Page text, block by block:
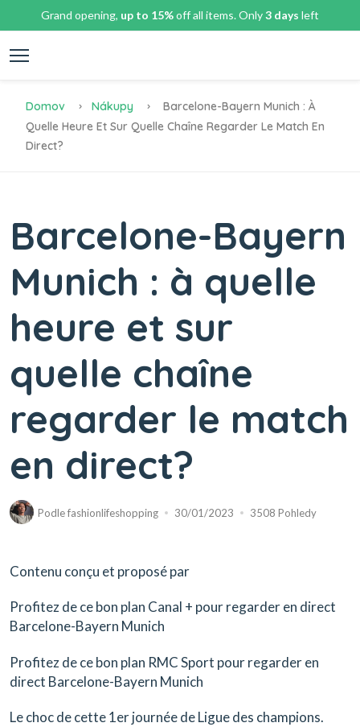
Grand opening, up to 15%off all items. Only3 days left
Domov Nákupy
Barcelone-Bayern Munich : À
Quelle Heure Et Sur Quelle Chaîne Regarder Le Match En
Direct?
Barcelone-Bayern
Munich : à quelle
heure et sur
quelle chaîne
regarder le match
en direct?
Podlefashionlifeshopping 30/01/2023 3508 Pohledy
Contenu conçu et proposé par
Profitez de ce bon plan Canal + pour regarder en direct
Barcelone-Bayern Munich
Profitez de ce bon plan RMC Sport pour regarder en
direct Barcelone-Bayern Munich
Le choc de cette 1er journée de Ligue des champions.